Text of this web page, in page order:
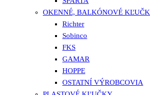
OKENNÉ, BALKÓNOVÉ
Richter
Sobinco
FKS
GAMAR
HOPPE
OSTATNÍ VÝROBCOVIA